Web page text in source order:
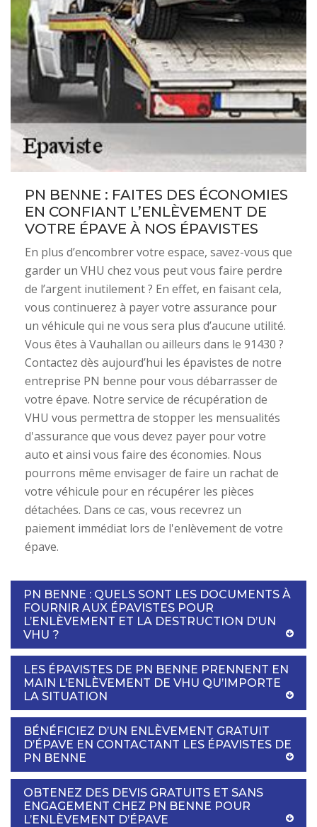
PN BENNE : FAITES DES ÉCONOMIES
EN CONFIANT L’ENLÈVEMENT DE
VOTRE ÉPAVE À NOS ÉPAVISTES
En plus d’encombrer votre espace, savez-vous que
garder un VHU chez vous peut vous faire perdre
de l’argent inutilement ? En effet, en faisant cela,
vous continuerez à payer votre assurance pour
un véhicule qui ne vous sera plus d’aucune utilité.
Vous êtes à Vauhallan ou ailleurs dans le 91430 ?
Contactez dès aujourd’hui les épavistes de notre
entreprise PN benne pour vous débarrasser de
votre épave. Notre service de récupération de
VHU vous permettra de stopper les mensualités
d'assurance que vous devez payer pour votre
auto et ainsi vous faire des économies. Nous
pourrons même envisager de faire un rachat de
votre véhicule pour en récupérer les pièces
détachées. Dans ce cas, vous recevrez un
paiement immédiat lors de l'enlèvement de votre
épave.
PN BENNE : QUELS SONT LES DOCUMENTS À
FOURNIR AUX ÉPAVISTES POUR
L’ENLÈVEMENT ET LA DESTRUCTION D’UN
VHU ?
LES ÉPAVISTES DE PN BENNE PRENNENT EN
MAIN L’ENLÈVEMENT DE VHU QU’IMPORTE
LA SITUATION
BÉNÉFICIEZ D’UN ENLÈVEMENT GRATUIT
D’ÉPAVE EN CONTACTANT LES ÉPAVISTES DE
PN BENNE
OBTENEZ DES DEVIS GRATUITS ET SANS
ENGAGEMENT CHEZ PN BENNE POUR
L’ENLÈVEMENT D’ÉPAVE